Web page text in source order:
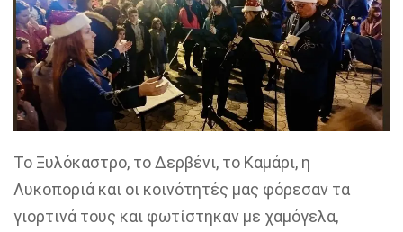
Το Ξυλόκαστρο, το Δερβένι, το Καμάρι, η
Λυκοποριά και οι κοινότητές μας φόρεσαν τα
γιορτινά τους και φωτίστηκαν με χαμόγελα,